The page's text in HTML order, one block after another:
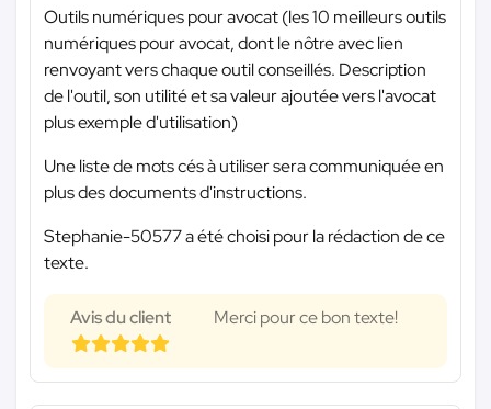
Outils numériques pour avocat (les 10 meilleurs outils
numériques pour avocat, dont le nôtre avec lien
renvoyant vers chaque outil conseillés. Description
de l'outil, son utilité et sa valeur ajoutée vers l'avocat
plus exemple d'utilisation)
Une liste de mots cés à utiliser sera communiquée en
plus des documents d'instructions.
Stephanie-50577 a été choisi pour la rédaction de ce
texte.
Avis du client Merci pour ce bon texte!